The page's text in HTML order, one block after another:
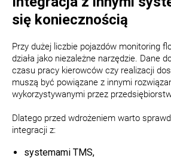
się koniecznością
Przy dużej liczbie pojazdów monitoring
działa jako niezależne narzędzie. Dane
czasu pracy kierowców czy realizacji
muszą być powiązane z innymi
wykorzystywanymi przez
Dlatego przed wdrożeniem warto
integracji z:
systemami TMS,